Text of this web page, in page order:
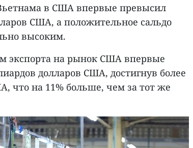
в США впервые превысил
США, а положительное сальдо
высоким.
экспорта на рынок США впервые
долларов США, достигнув более
что на 11% больше, чем за тот же